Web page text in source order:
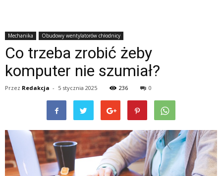
Mechanika Obudowy wentylatorów chłodnicy
Co trzeba zrobić żeby
komputer nie szumiał?
Przez Redakcja - 5 stycznia 2025 236 0